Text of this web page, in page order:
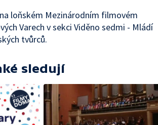
loňském Mezinárodním filmovém
Varech v sekci Viděno sedmi - Mládí
tvůrců.
sledují